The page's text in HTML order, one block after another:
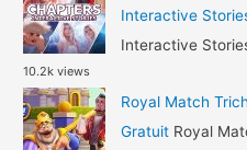
Gratuit
f
o
r
:
Interactive
Interactive
10.2k views
Royal Match
Gratuit Royal